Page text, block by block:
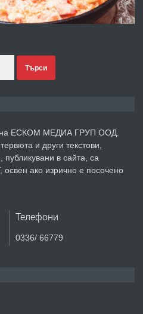
"По стъпките на Ангел
преди 1 година
Математика
Търси
на ЕСКОМ МЕДИА ГРУП ООД.
и други текстови,
в сайта, са
освен ако изрично е посочено
Телефони
0336/ 66779